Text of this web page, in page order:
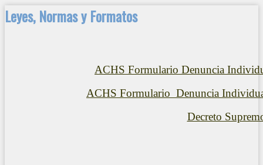
Leyes, Normas y Formatos
ACHS Formulario Denuncia
ACHS Formulario Denuncia
Decreto